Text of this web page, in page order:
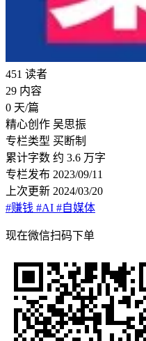
451 读者
29 内容
0 天/篇
精心创作 吴思振
专栏类型 买断制
累计字数 约 3.6 万字
专栏发布 2023/09/11
上次更新 2024/03/20
#赚钱 #AI #自媒体
现在微信扫码下单